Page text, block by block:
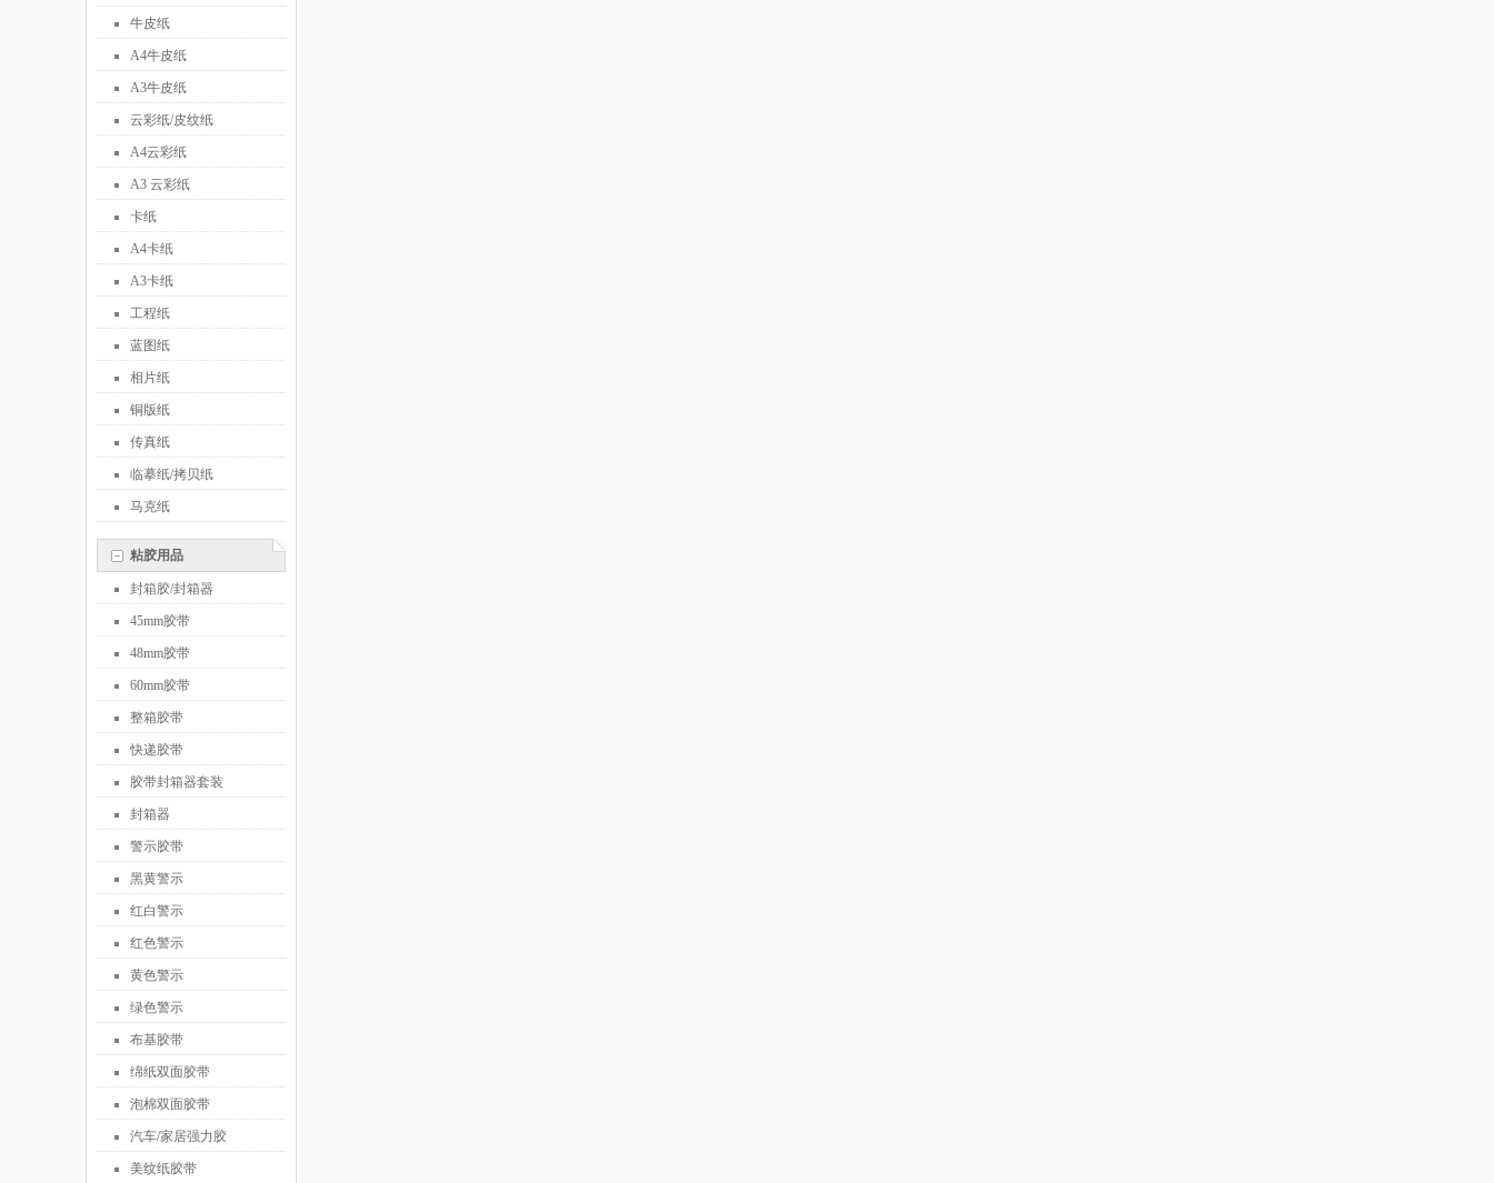
牛皮纸
A4牛皮纸
A3牛皮纸
云彩纸/皮纹纸
A4云彩纸
A3 云彩纸
卡纸
A4卡纸
A3卡纸
工程纸
蓝图纸
相片纸
铜版纸
传真纸
临摹纸/拷贝纸
马克纸
粘胶用品
封箱胶/封箱器
45mm胶带
48mm胶带
60mm胶带
整箱胶带
快递胶带
胶带封箱器套装
封箱器
警示胶带
黑黄警示
红白警示
红色警示
黄色警示
绿色警示
布基胶带
绵纸双面胶带
泡棉双面胶带
汽车/家居强力胶
美纹纸胶带